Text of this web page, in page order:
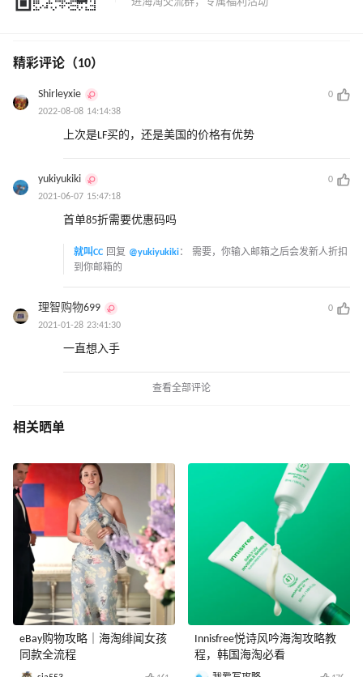
精彩评论（10）
Shirleyxie
0
2022-08-08 14:14:38
上次是LF买的，还是美国的价格有优势
yukiyukiki
0
2021-06-07 15:47:18
首单85折需要优惠码吗
就叫CC 回复 @yukiyukiki： 需要，你输入邮箱之后会发新人折扣
到你邮箱的
理智购物699
0
2021-01-28 23:41:30
一直想入手
查看全部评论
相关晒单
eBay购物攻略｜海淘绯闻女孩
同款全流程
Innisfree悦诗风吟海淘攻略教
程，韩国海淘必看